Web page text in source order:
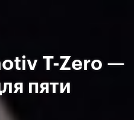
T-Zero —
пяти